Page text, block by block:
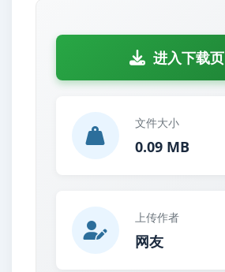
进入下载页
文件大小
0.09 MB
上传作者
网友